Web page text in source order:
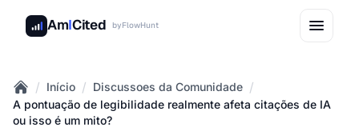
AmICited byFlowHunt
Home
/ Início / Discussoes da Comunidade /
A pontuação de legibilidade realmente afeta citações de IA
ou isso é um mito?